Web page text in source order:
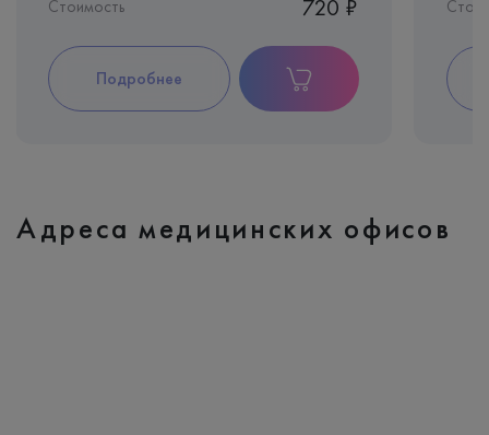
Стоимость 720 ₽
Подробнее
Адреса медицинских офисов